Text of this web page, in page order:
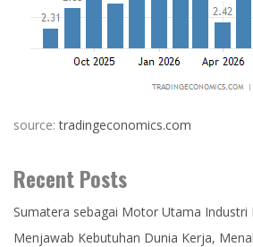
source:tradingeconomics.com
Recent Posts
Sumatera sebagai Motor Utama Industri
Menjawab Kebutuhan Dunia Kerja,